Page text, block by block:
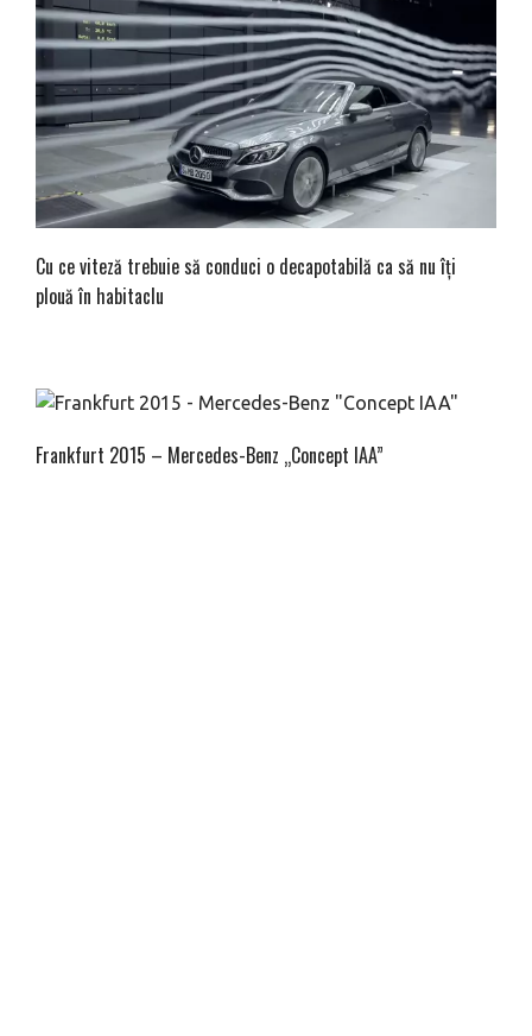
Cu ce viteză trebuie să conduci o decapotabilă ca să nu îți
plouă în habitaclu
Frankfurt 2015 – Mercedes-Benz „Concept IAA”